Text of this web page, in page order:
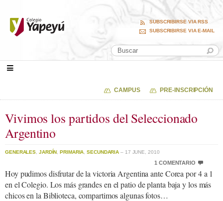
SUBSCRIBIRSE VIA RSS
SUBSCRIBIRSE VIA E-MAIL
CAMPUS PRE-INSCRIPCIÓN
Vivimos los partidos del Seleccionado
Argentino
GENERALES JARDÍN ,PRIMARIA ,SECUNDARIA – 17 JUNE, 2010
1 COMENTARIO
Hoy pudimos disfrutar de la victoria Argentina ante Corea por 4 a 1
en el Colegio. Los más grandes en el patio de planta baja y los más
chicos en la Biblioteca, compartimos algunas fotos…